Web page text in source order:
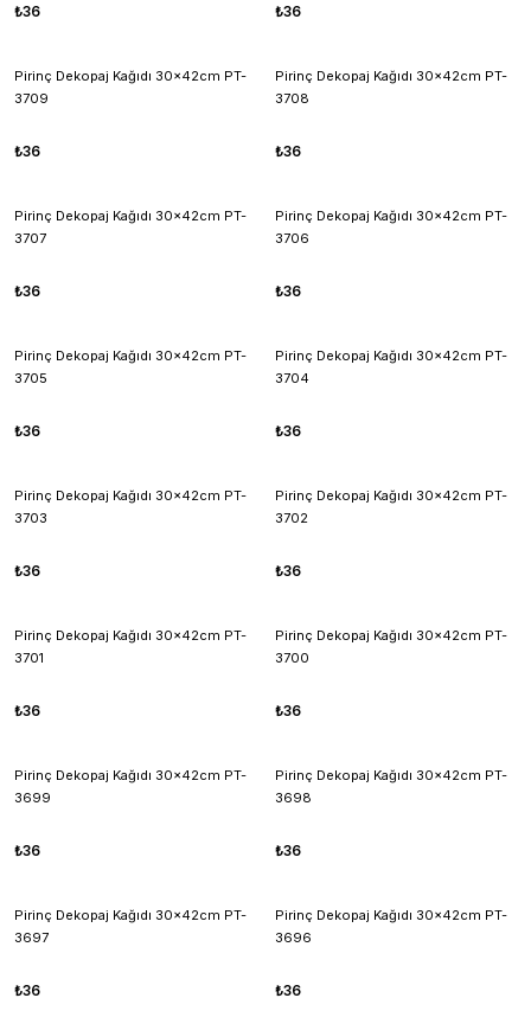
₺36 ₺36
Pirinç Dekopaj Kağıdı 30x42cm PT-
3709
₺36
Pirinç Dekopaj Kağıdı 30x42cm PT-
3708
₺36
Pirinç Dekopaj Kağıdı 30x42cm PT-
3707
₺36
Pirinç Dekopaj Kağıdı 30x42cm PT-
3706
₺36
Pirinç Dekopaj Kağıdı 30x42cm PT-
3705
₺36
Pirinç Dekopaj Kağıdı 30x42cm PT-
3704
₺36
Pirinç Dekopaj Kağıdı 30x42cm PT-
3703
₺36
Pirinç Dekopaj Kağıdı 30x42cm PT-
3702
₺36
Pirinç Dekopaj Kağıdı 30x42cm PT-
3701
₺36
Pirinç Dekopaj Kağıdı 30x42cm PT-
3700
₺36
Pirinç Dekopaj Kağıdı 30x42cm PT-
3699
₺36
Pirinç Dekopaj Kağıdı 30x42cm PT-
3698
₺36
Pirinç Dekopaj Kağıdı 30x42cm PT-
3697
₺36
Pirinç Dekopaj Kağıdı 30x42cm PT-
3696
₺36